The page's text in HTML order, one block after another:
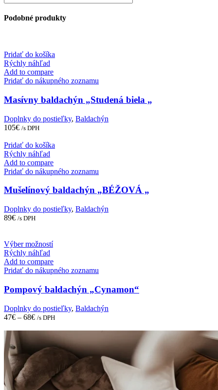
Podobné produkty
Pridať do košíka
Rýchly náhľad
Add to compare
Pridať do nákupného zoznamu
Masívny baldachýn „Studená biela „
Doplnky do postieľky, Baldachýn
105€ /s DPH
Pridať do košíka
Rýchly náhľad
Add to compare
Pridať do nákupného zoznamu
Mušelínový baldachýn „BÉŽOVÁ „
Doplnky do postieľky, Baldachýn
89€ /s DPH
Výber možnostíThis
has
multiple
The
options
may
be
chosen
on
the
product
Rýchly náhľad
Add to compare
Pridať do nákupného zoznamu
Pompový baldachýn „Cynamon“
Doplnky do postieľky, Baldachýn
47€ – 68€ /s DPH